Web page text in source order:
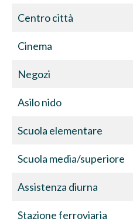
Centro città
Cinema
Negozi
Asilo nido
Scuola elementare
Scuola media/superiore
Assistenza diurna
Stazione ferroviaria